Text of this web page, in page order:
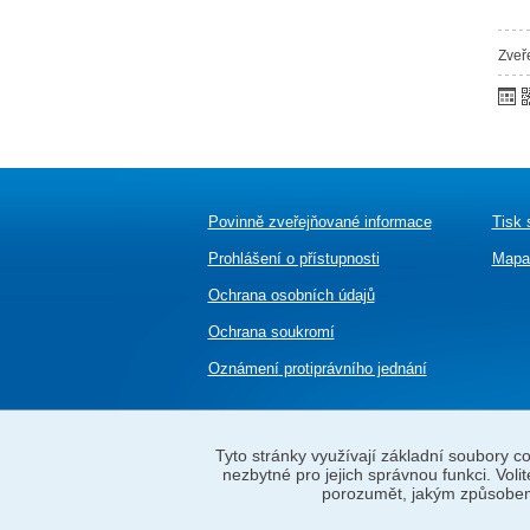
Povinně zveřejňované informace
Prohlášení o přístupnosti
Ochrana osobních údajů
Ochrana soukromí
Oznámeníprotiprávního jednání
Tisk
© 2012–2024 MČ Praha 8 Powered by PUBLIX
Tyto stránky využívají základní soubory
nezbytné pro jejich správnou funkci.
porozumět, jakým